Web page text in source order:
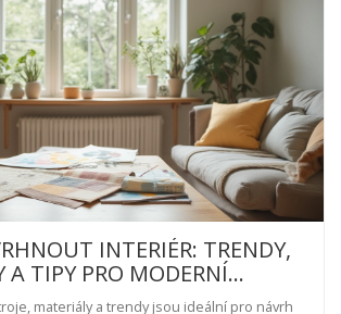
INTERIÉR: TRENDY,
A TIPY PRO MODERNÍ
materiály a trendy jsou ideální pro návrh